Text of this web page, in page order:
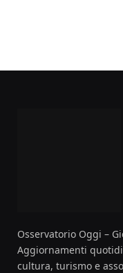
Osservatorio Oggi –
Aggiornamenti
cultura, turismo e